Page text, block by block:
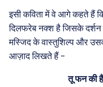
इसी कविता में वे आगे कहते हैं
दिलफरेब नक्श है जिसके दर्शन
मस्जिद के वास्तुशिल्प और
आज़ाद लिखते हैं –
तू फन की है